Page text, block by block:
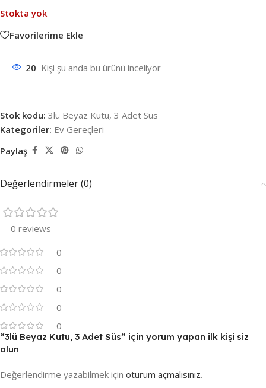
Stokta yok
Favorilerime Ekle
20 Kişi şu anda bu ürünü inceliyor
Stok kodu: 3lü Beyaz Kutu, 3 Adet Süs
Kategoriler: Ev Gereçleri
Paylaş
Değerlendirmeler (0)
0 reviews
0
0
0
0
0
“3lü Beyaz Kutu, 3 Adet Süs” için yorum yapan ilk kişi siz
olun
Değerlendirme yazabilmek için oturum açmalısınız.